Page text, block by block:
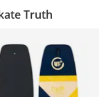
Truth